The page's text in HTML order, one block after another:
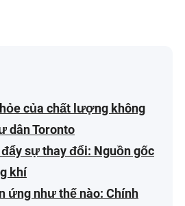
của chất lượng không
dân Toronto
sự thay đổi: Nguồn gốc
khí
ứng như thế nào: Chính